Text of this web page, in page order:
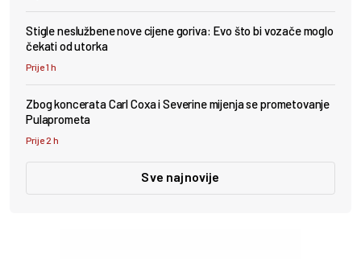
Stigle neslužbene nove cijene goriva: Evo što bi vozače moglo
čekati od utorka
Prije 1 h
Zbog koncerata Carl Coxa i Severine mijenja se prometovanje
Pulaprometa
Prije 2 h
Sve najnovije